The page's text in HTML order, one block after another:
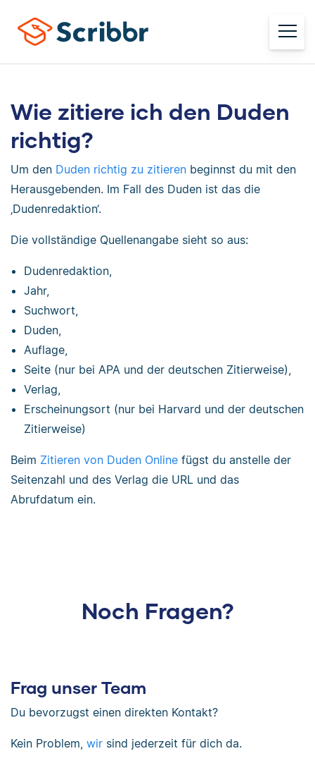
Wie zitiere ich den Duden
richtig?
Um den Duden richtig zu zitieren beginnst du mit den
Herausgebenden. Im Fall des Duden ist das die
‚Dudenredaktion‘.
Die vollständige Quellenangabe sieht so aus:
Dudenredaktion,
Jahr,
Suchwort,
Duden,
Auflage,
Seite (nur bei APA und der deutschen Zitierweise),
Verlag,
Erscheinungsort (nur bei Harvard und der deutschen
Zitierweise)
Beim Zitieren von Duden Online fügst du anstelle der
Seitenzahl und des Verlag die URL und das
Abrufdatum ein.
Noch Fragen?
Frag unser Team
Du bevorzugst einen direkten Kontakt?
Kein Problem, wir sind jederzeit für dich da.